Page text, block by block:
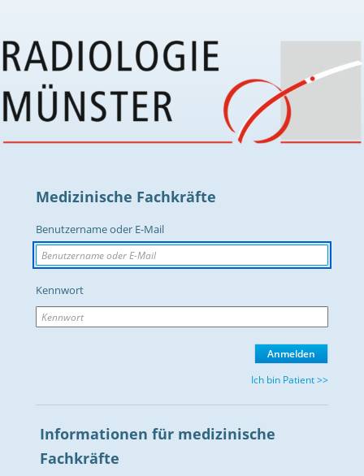
Medizinische Fachkräfte
Benutzername oder E-Mail
Kennwort
Ich bin Patient >>
Informationen für medizinische
Fachkräfte